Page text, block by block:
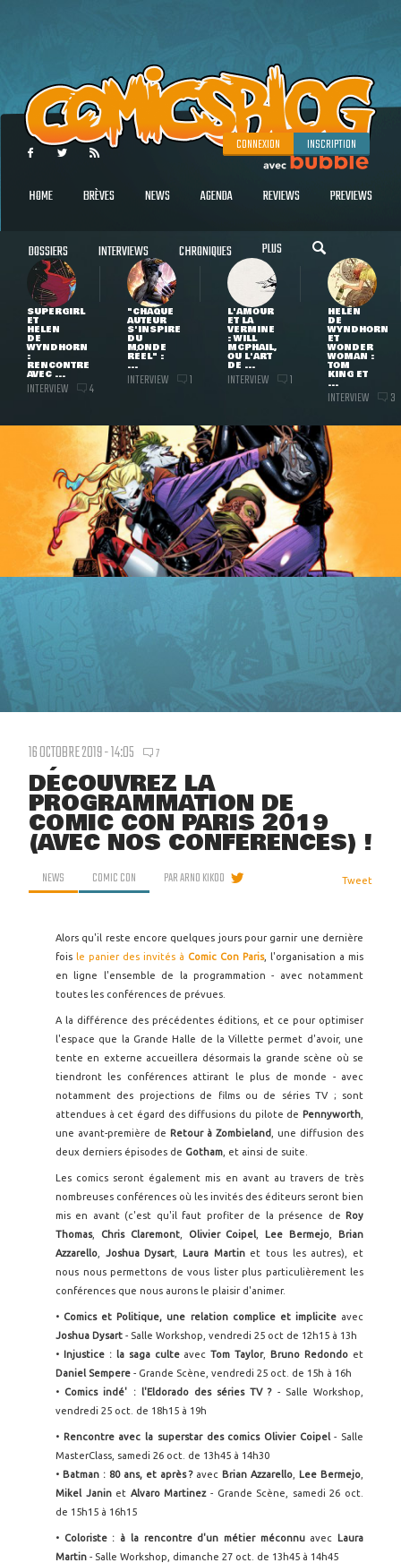
CONNEXION INSCRIPTION
HOME BRÈVES NEWS AGENDA REVIEWS PREVIEWS
DOSSIERS INTERVIEWS CHRONIQUES PLUS
SUPERGIRL
ET
HELEN
DE
WYNDHORN
:
RENCONTRE
AVEC ...
INTERVIEW 4
"CHAQUE
AUTEUR
S'INSPIRE
DU
MONDE
RÉEL" :
...
INTERVIEW 1
L'AMOUR
ET LA
VERMINE
: WILL
MCPHAIL,
OU L'ART
DE ...
INTERVIEW 1
HELEN
DE
WYNDHORN
ET
WONDER
WOMAN :
TOM
KING ET
...
INTERVIEW 3
16 OCTOBRE 2019 - 14:05 7
DÉCOUVREZ LA
PROGRAMMATION DE
COMIC CON PARIS 2019
(AVEC NOS CONFÉRENCES) !
NEWS COMIC CON PARARNO KIKOO Tweet
Alors qu'il reste encore quelques jours pour garnir une dernière
fois le panier des invités à Comic Con Paris, l'organisation a mis
en ligne l'ensemble de la programmation - avec notamment
toutes les conférences de prévues.
A la différence des précédentes éditions, et ce pour optimiser
l'espace que la Grande Halle de la Villette permet d'avoir, une
tente en externe accueillera désormais la grande scène où se
tiendront les conférences attirant le plus de monde - avec
notamment des projections de films ou de séries TV ; sont
attendues à cet égard des diffusions du pilote de Pennyworth
une avant-première de Retour à Zombieland
, une diffusion des
deux derniers épisodes de Gotham , et ainsi de suite.
Les comics seront également mis en avant au travers de très
nombreuses conférences où les invités des éditeurs seront bien
mis en avant (c'est qu'il faut profiter de la présence de Roy
Thomas, Chris Claremont, Olivier Coipel Lee Bermejo
Brian
Azzarello
Joshua Dysart Laura Martinet tous les autres), et
nous nous permettons de vous lister plus particulièrement les
conférences que nous aurons le plaisir d'animer.
• Comics et Politique, une relation complice et implicite avec
Joshua Dysart - Salle Workshop, vendredi 25 oct de 12h15 à 13h
• Injustice : la saga culteavecTom Taylor, Bruno Redondo et
Daniel Sempere - Grande Scène, vendredi 25 oct. de 15h à 16h
• Comics indé' : l'Eldorado des séries TV ? - Salle Workshop,
vendredi 25 oct. de 18h15 à 19h
• Rencontre avec la superstar des comics Olivier Coipel- Salle
MasterClass, samedi 26 oct. de 13h45 à 14h30
• Batman : 80 ans, et après ? avec Brian Azzarello Lee Bermejo
Mikel Janin et Alvaro Martinez- Grande Scène, samedi 26 oct.
de 15h15 à 16h15
• Coloriste : à la rencontre d'un métier méconnu avec Laura
Martin - Salle Workshop, dimanche 27 oct. de 13h45 à 14h45